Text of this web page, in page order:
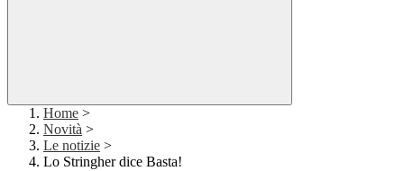
Home >
Novità >
Le notizie >
Lo Stringher dice Basta!